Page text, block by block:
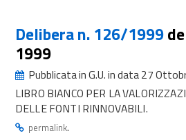
Delibera n. 126/1999
1999
Pubblicata in G.U. in data 27
LIBRO BIANCO PER LA
DELLE FONTI RINNOVABILI.
permalink.